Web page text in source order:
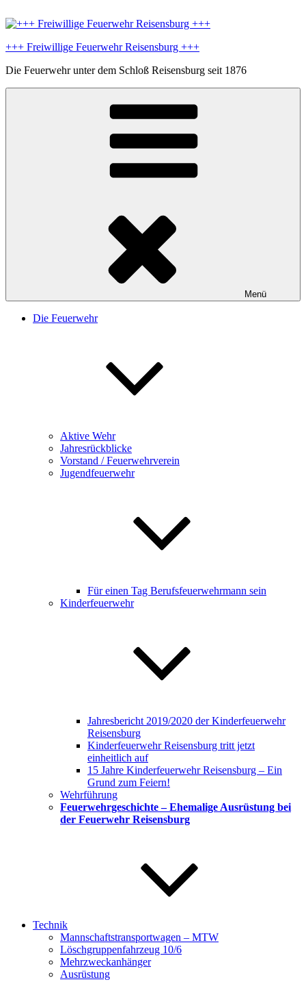
Inhalt
+++ Freiwillige Feuerwehr Reisensburg +++
Die Feuerwehr unter dem Schloß Reisensburg seit 1876
Menü
Die Feuerwehr
Aktive Wehr
Jahresrückblicke
Vorstand / Feuerwehrverein
Jugendfeuerwehr
Für einen Tag Berufsfeuerwehrmann sein
Kinderfeuerwehr
Jahresbericht 2019/2020 der Kinderfeuerwehr
Reisensburg
Kinderfeuerwehr Reisensburg tritt jetzt
einheitlich auf
15 Jahre Kinderfeuerwehr Reisensburg – Ein
Grund zum Feiern!
Wehrführung
Feuerwehrgeschichte – Ehemalige Ausrüstung bei
der Feuerwehr Reisensburg
Technik
Mannschaftstransportwagen – MTW
Löschgruppenfahrzeug 10/6
Mehrzweckanhänger
Ausrüstung